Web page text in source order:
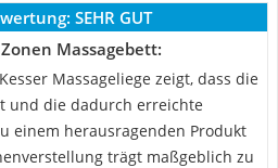
SEHR GUT
Massagebett:
Massageliege zeigt, dass die
und die dadurch erreichte
einem herausragenden Produkt
trägt maßgeblich zu